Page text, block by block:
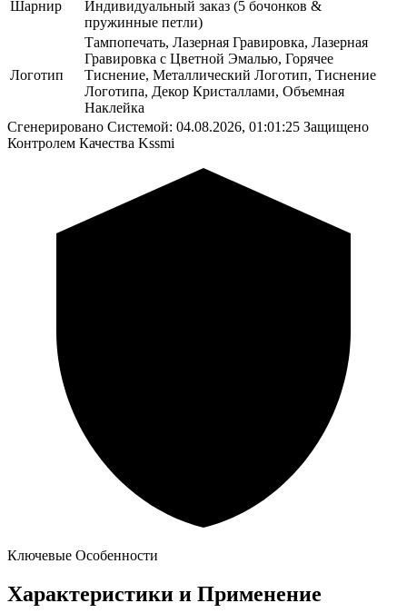
Шарнир
Индивидуальный заказ (5 бочонков &
пружинные петли)
Логотип
Тампопечать, Лазерная Гравировка, Лазерная
Гравировка с Цветной Эмалью, Горячее
Тиснение, Металлический Логотип, Тиснение
Логотипа, Декор Кристаллами, Объемная
Наклейка
Сгенерировано Системой: 04.08.2026, 01:01:25 Защищено
Контролем Качества Kssmi
Ключевые Особенности
Характеристики и Применение